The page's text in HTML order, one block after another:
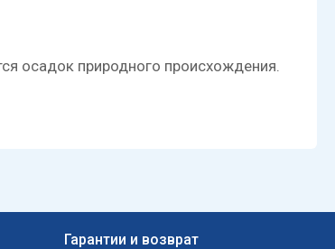
осадок природного происхождения.
Гарантии и возврат